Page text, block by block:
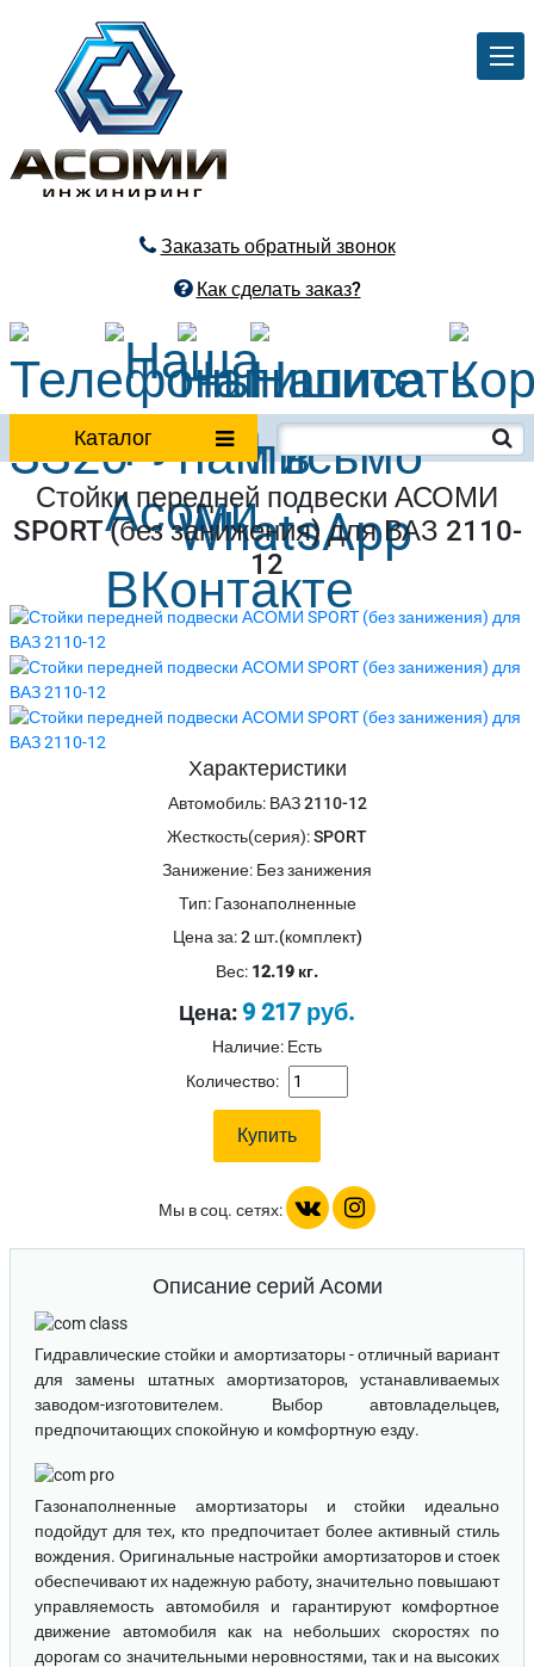
Заказать обратный звонок
Как сделать заказ?
Каталог
Стойки передней подвески АСОМИ
SPORT (без занижения) для ВАЗ 2110-
12
Характеристики
Автомобиль: ВАЗ 2110-12
Жесткость(серия):SPORT
Занижение: Без занижения
Тип: Газонаполненные
Цена за:2 шт.(комплект)
Вес: 12.19 кг.
Цена: 9 217 руб.
Наличие: Есть
Количество:
Мы в соц. сетях:
Описание серий Асоми
Гидравлические стойки и амортизаторы - отличный вариант
для замены штатных амортизаторов, устанавливаемых
заводом-изготовителем. Выбор автовладельцев,
предпочитающих спокойную и комфортную езду.
Газонаполненные амортизаторы и стойки идеально
подойдут для тех, кто предпочитает более активный стиль
вождения. Оригинальные настройки амортизаторов и стоек
обеспечивают их надежную работу, значительно повышают
управляемость автомобиля и гарантируют комфортное
движение автомобиля как на небольших скоростях по
дорогам со значительными неровностями, так и на высоких